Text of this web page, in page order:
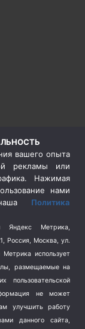
вашего опыта
рекламы или
Нажимая
нами
наша Политика
Яндекс Метрика,
Россия, Москва, ул.
использует
размещаемые на
пользовательской
не может
улучшить работу
данного сайта,